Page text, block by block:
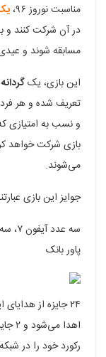
در
فیسبوک
در
گوگل
مناسبت نوروز ۹۶،
مسابقه شوند و
این بازی، یک
تعریف شده و هر فرد
و نسب به امتیازی
می‌شوند.
جوایز این بازی
پاور بانک
۲۴ جایزه از